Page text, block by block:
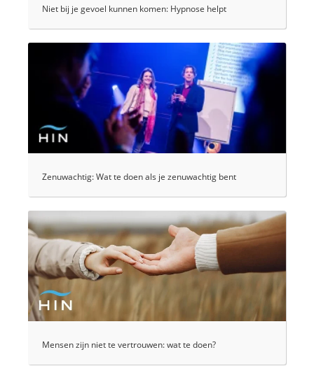
Niet bij je gevoel kunnen komen: Hypnose helpt
Zenuwachtig: Wat te doen als je zenuwachtig bent
Mensen zijn niet te vertrouwen: wat te doen?